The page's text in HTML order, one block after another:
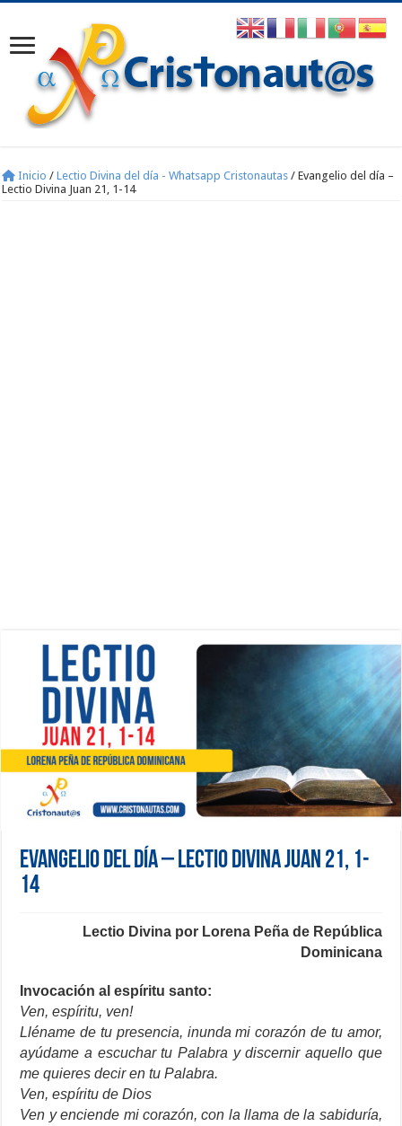
Inicio / Lectio Divina del día - Whatsapp Cristonautas / Evangelio del día –
Lectio Divina Juan 21, 1-14
Evangelio del día – Lectio Divina Juan 21, 1-
14
Lectio Divina por Lorena Peña de República
Dominicana
Invocación al espíritu santo:
Ven, espíritu, ven!
Lléname de tu presencia, inunda mi corazón de tu amor,
ayúdame a escuchar tu Palabra y discernir aquello que
me quieres decir en tu Palabra.
Ven, espíritu de Dios
Ven y enciende mi corazón, con la llama de la sabiduría,